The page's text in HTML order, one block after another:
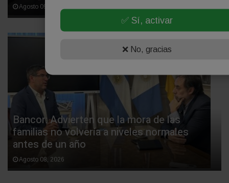
Agosto 09, 2026
Bancor: Advierten que la mora de las
familias no volvería a niveles normales
antes de un año
Agosto 08, 2026
✅ Sí, activar
❌ No, gracias